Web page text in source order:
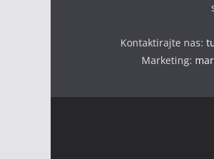
Kontaktirajte nas:
Marketing: